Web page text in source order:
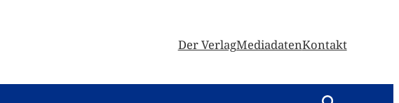
Der VerlagMediadatenKontakt